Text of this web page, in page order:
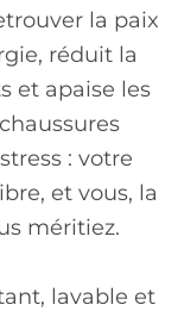
la paix
réduit la
et apaise les
: votre
et vous, la
méritiez.
lavable et